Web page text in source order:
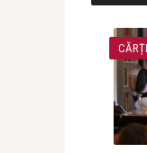
CĂRȚI